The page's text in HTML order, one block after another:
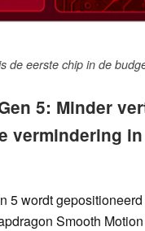
de eerste chip in de
5: Minder
vermindering
5 wordt
Smooth